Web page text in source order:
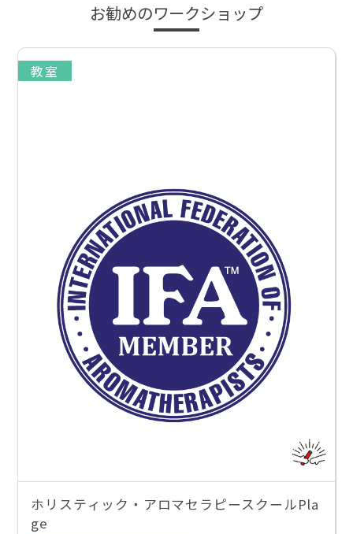
お勧めのワークショップ
教室
ホリスティック・アロマセラピースクールPla
ge